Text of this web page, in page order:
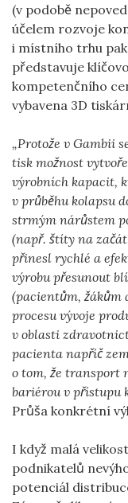
(v podobě
účelem rozvoje
i místního trhu
představuje
kompetenčního
vybavena 3D
„Protože v Gambii
tisk možnost
výrobních kapacit,
v průběhu kolapsu
strmým nárůstem
(např. štíty na
přinesl rychlé a
výrobu přesunout
(pacientům, žákům
procesu vývoje
v oblasti
pacienta napříč
o tom, že transport
bariérou v přístupu
Průša konkrétní
I když malá
podnikatelů
potenciál